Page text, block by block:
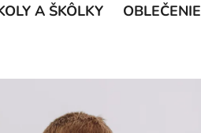
A ŠKÔLKY OBLEČENIE